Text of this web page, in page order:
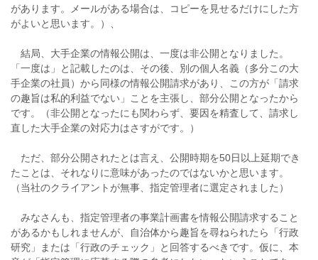
があります。メールがある場合は、コピーを見せるだけにした方
がよいと思います。）、
結局、大手企業の情報公開は、一度は非公開となりました。
「一度は」と記載したのは、その後、別の個人名義（多分この大
手企業の社員）から同様の情報公開請求があり、この方が「請求
の趣旨は私的利益でない」ことを主張し、部分公開となったから
です。（非公開となったにも関わらず、要因を精査して、請求し
直した大手企業の対応力はさすがです。）
ただ、部分公開されたとは言え、公開時期を50日以上延期でき
たことは、それなりに意味があったのではないかと思います。
（当社のクライアントが無事、指定管理者に選定されました）
みなさんも、指定管理者の事業計画書を情報公開請求すること
があるかもしれませんが、自治体から趣旨を尋ねられたら「行政
研究」または「行政のチェック」と回答するべきです。仮に、本